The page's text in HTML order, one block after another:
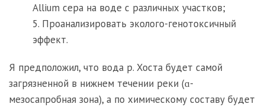
Allium cepa на воде с различных участков;
5. Проанализировать эколого-генотоксичный
эффект.
Я предположил, что вода р. Хоста будет самой
загрязненной в нижнем течении реки (ɑ-
мезосапробная зона), а по химическому составу будет